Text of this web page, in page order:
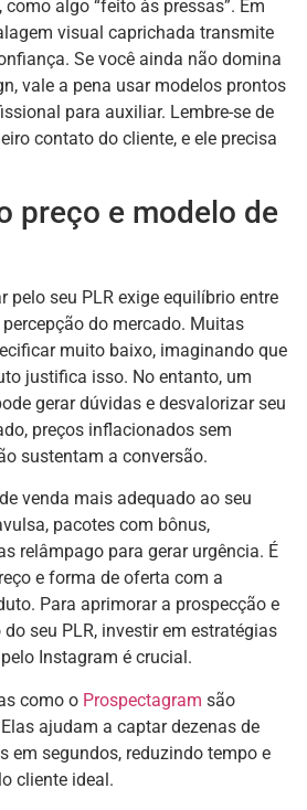
algo “feito às pressas”. Em
visual caprichada transmite
Se você ainda não domina
vale a pena usar modelos prontos
para auxiliar. Lembre-se de
contato do cliente, e ele precisa
preço e modelo de
pelo seu PLR exige equilíbrio entre
do mercado. Muitas
muito baixo, imaginando que
justifica isso. No entanto, um
gerar dúvidas e desvalorizar seu
preços inflacionados sem
sustentam a conversão.
venda mais adequado ao seu
pacotes com bônus,
relâmpago para gerar urgência. É
e forma de oferta com a
Para aprimorar a prospecção e
seu PLR, investir em estratégias
pelo Instagram é crucial.
como o Prospectagram são
ajudam a captar dezenas de
em segundos, reduzindo tempo e
cliente ideal.